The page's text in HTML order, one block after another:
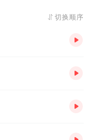
切换顺序